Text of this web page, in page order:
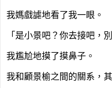
我媽戲謔地看了我一眼。
「是小景吧？你去接吧，
我尷尬地摸了摸鼻子。
我和顧景榆之間的關系，